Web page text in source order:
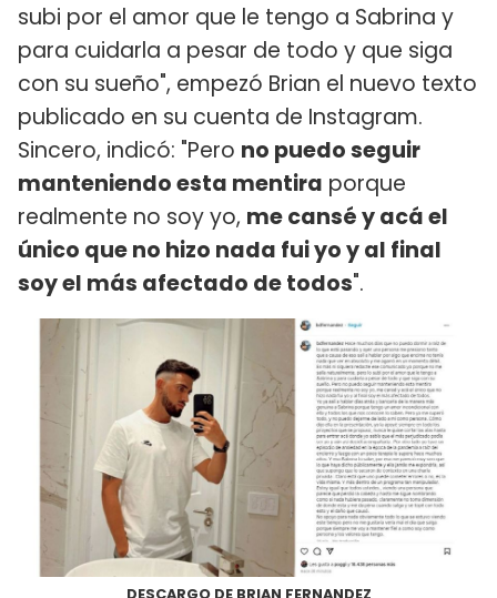
subi por el amor que le tengo a Sabrina y
para cuidarla a pesar de todo y que siga
con su sueño", empezó Brian el nuevo texto
publicado en su cuenta de Instagram.
Sincero, indicó: "Pero no puedo seguir
manteniendo esta mentira porque
realmente no soy yo, me cansé y acá el
único que no hizo nada fui yo y al final
soy el más afectado de todos".